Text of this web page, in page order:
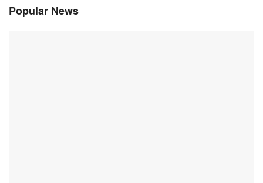
Popular News